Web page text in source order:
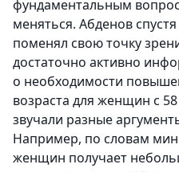
фундаментальным
меняться. Абденов
поменял свою точку
достаточно активно
о необходимости
возраста для женщин с 58
звучали разные
Например, по словам
женщин получает